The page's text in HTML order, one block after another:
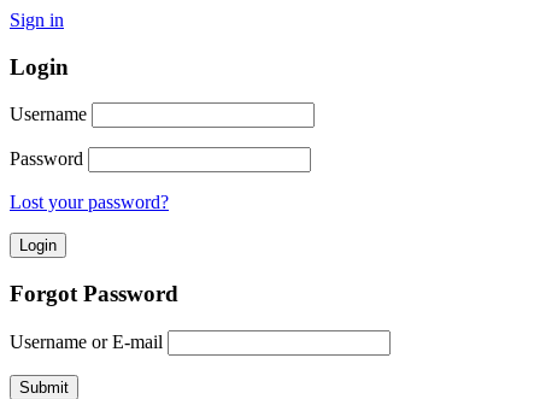
Sign in
Login
Username
Password
Lost your password?
Forgot Password
Username or E-mail